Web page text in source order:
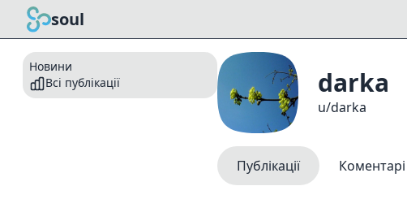
soul
Новини
Всі публікації
darka
u/darka
Публікації Коментарі